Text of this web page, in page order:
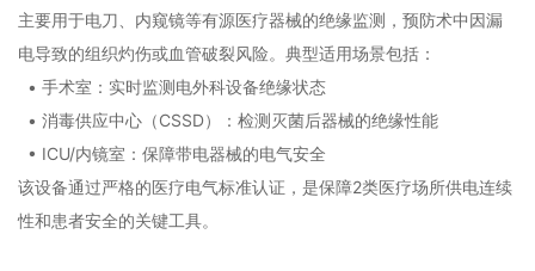
主要用于电刀、内窥镜等有源医疗器械的绝缘监测，预防术中因漏
电导致的组织灼伤或血管破裂风险。典型适用场景包括：
• 手术室：实时监测电外科设备绝缘状态
• 消毒供应中心（CSSD）：检测灭菌后器械的绝缘性能
• ICU/内镜室：保障带电器械的电气安全
该设备通过严格的医疗电气标准认证，是保障2类医疗场所供电连续
性和患者安全的关键工具。